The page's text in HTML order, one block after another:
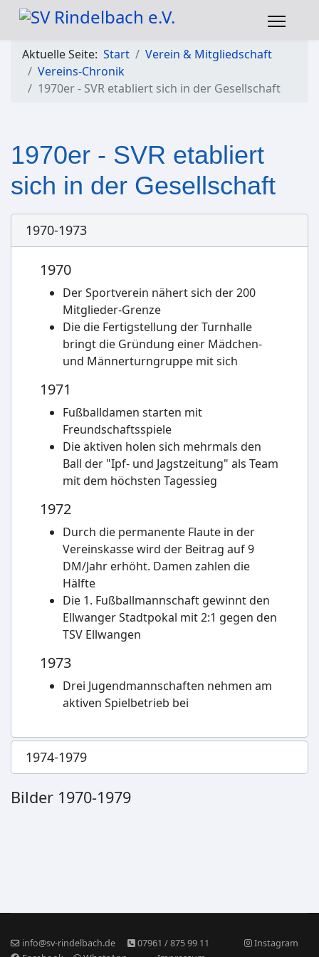
Aktuelle Seite: Start
Verein & Mitgliedschaft
Vereins-Chronik
1970er - SVR etabliert sich in der Gesellschaft
1970er - SVR etabliert
sich in der Gesellschaft
1970-1973
1970
Der Sportverein nähert sich der 200
Mitglieder-Grenze
Die die Fertigstellung der Turnhalle
bringt die Gründung einer Mädchen-
und Männerturngruppe mit sich
1971
Fußballdamen starten mit
Freundschaftsspiele
Die aktiven holen sich mehrmals den
Ball der "Ipf- und Jagstzeitung" als Team
mit dem höchsten Tagessieg
1972
Durch die permanente Flaute in der
Vereinskasse wird der Beitrag auf 9
DM/Jahr erhöht. Damen zahlen die
Hälfte
Die 1. Fußballmannschaft gewinnt den
Ellwanger Stadtpokal mit 2:1 gegen den
TSV Ellwangen
1973
Drei Jugendmannschaften nehmen am
aktiven Spielbetrieb bei
1974-1979
Bilder 1970-1979
info@sv-rindelbach.de 07961 / 875 99 11
Instagram